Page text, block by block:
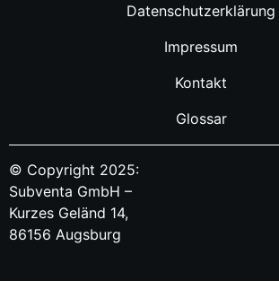
Datenschutzerklärung
Impressum
Kontakt
Glossar
© Copyright 2025:
Subventa GmbH –
Kurzes Geländ 14,
86156 Augsburg